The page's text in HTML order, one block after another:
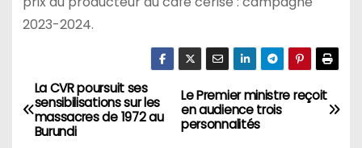
2023-2024.
Navigation
de
Le Premier ministre reçoit
en audience trois
personnalités
La CVR poursuit ses
sensibilisations sur les
massacres de 1972 au
Burundi